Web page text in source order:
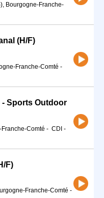
Bourgogne-Franche-
(H/F)
Franche-Comté -
- Sports Outdoor
Comté - CDI -
F)
Franche-Comté -